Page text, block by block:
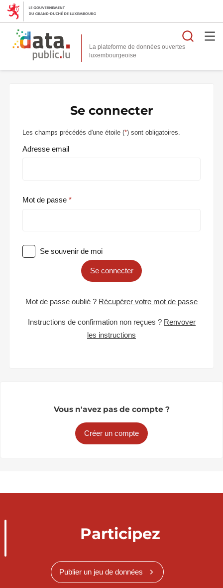
La plateforme de données ouvertes
Se connecter
Les champs précédés d'une étoile (*) sont obligatoires.
Adresse email
Mot de passe
Se souvenir de moi
Se connecter
Mot de passe oublié ? Récupérer votre mot de passe
Instructions de confirmation non reçues ? Renvoyer
les instructions
Vous n'avez pas de compte ?
Créer un compte
Participez
Publier un jeu de données